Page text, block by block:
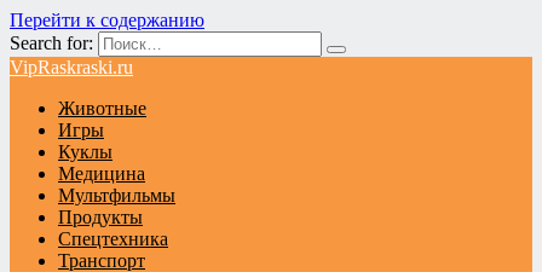
Перейти к содержанию
Search for:
VipRaskraski.ru
Животные
Игры
Куклы
Медицина
Мультфильмы
Продукты
Спецтехника
Транспорт